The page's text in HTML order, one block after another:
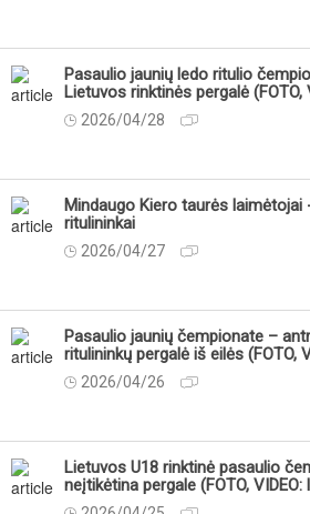
Pasaulio jaunių ledo ritulio
Lietuvos rinktinės pergalė (FOTO,
2026/04/28
Mindaugo Kiero taurės laimėtojai
ritulininkai
2026/04/27
Pasaulio jaunių čempionate –
ritulininkų pergalė iš eilės (FOTO,
2026/04/26
Lietuvos U18 rinktinė pasaulio
neįtikėtina pergale (FOTO,